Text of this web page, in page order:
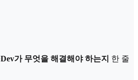
가 무엇을 해결해야 하는지 한 줄